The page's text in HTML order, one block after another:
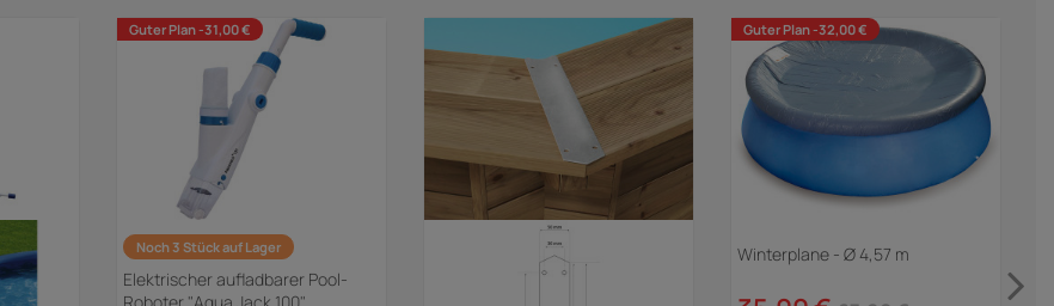
Guter Plan -31,00 €
Noch 3 Stück auf Lager
Elektrischer aufladbarer Pool-
Guter Plan -32,00 €
Winterplane - Ø 4,57 m